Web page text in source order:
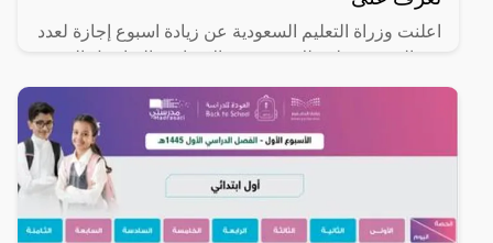
اعلنت وزراة التعليم السعودية عن زيادة اسبوع إجازة لعدد
من المدن فقط وذلك فعدد من الاسباب والتفاصيل التي
سوف نعرضها لكم في السطور التالية